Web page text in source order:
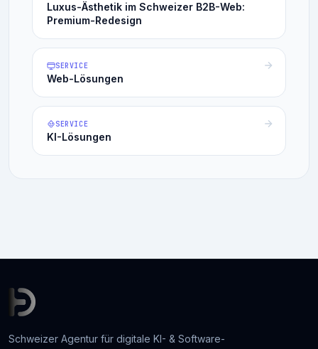
Luxus-Ästhetik im Schweizer B2B-Web:
Premium-Redesign
SERVICE
Web-Lösungen
SERVICE
KI-Lösungen
Schweizer Agentur für digitale KI- & Software-